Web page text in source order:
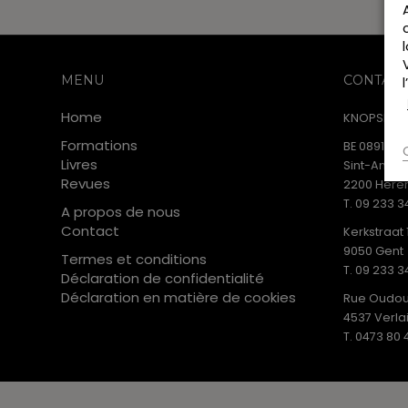
MENU
Home
Formations
Livres
Revues
A propos de nous
Contact
Termes et conditions
Déclaration de confidentialité
Déclaration en matière de cookies
CONTACT
BE
Sint-
2200
T. 09 233
Kerkstraat
9050 Gent
T. 09 233
Rue
4537
T. 0473 80